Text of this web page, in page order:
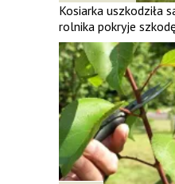
Kosiarka uszkodziła
rolnika pokryje